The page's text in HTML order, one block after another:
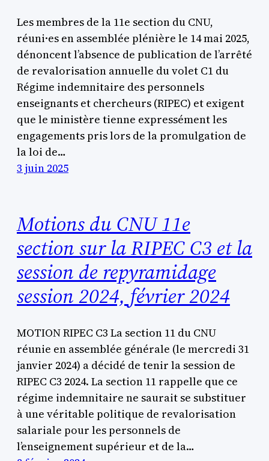
Les membres de la 11e section du CNU,
réuni·es en assemblée plénière le 14 mai 2025,
dénoncent l’absence de publication de l’arrêté
de revalorisation annuelle du volet C1 du
Régime indemnitaire des personnels
enseignants et chercheurs (RIPEC) et exigent
que le ministère tienne expressément les
engagements pris lors de la promulgation de
la loi de…
3 juin 2025
Motions du CNU 11e
section sur la RIPEC C3 et la
session de repyramidage
session 2024, février 2024
MOTION RIPEC C3 La section 11 du CNU
réunie en assemblée générale (le mercredi 31
janvier 2024) a décidé de tenir la session de
RIPEC C3 2024. La section 11 rappelle que ce
régime indemnitaire ne saurait se substituer
à une véritable politique de revalorisation
salariale pour les personnels de
l’enseignement supérieur et de la…